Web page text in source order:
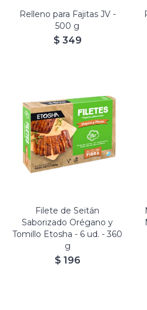
Relleno para Fajitas JV -
500 g
$ 349
Filete de Seitán
Saborizado Orégano y
Tomillo Etosha - 6 ud. - 360
g
$ 196